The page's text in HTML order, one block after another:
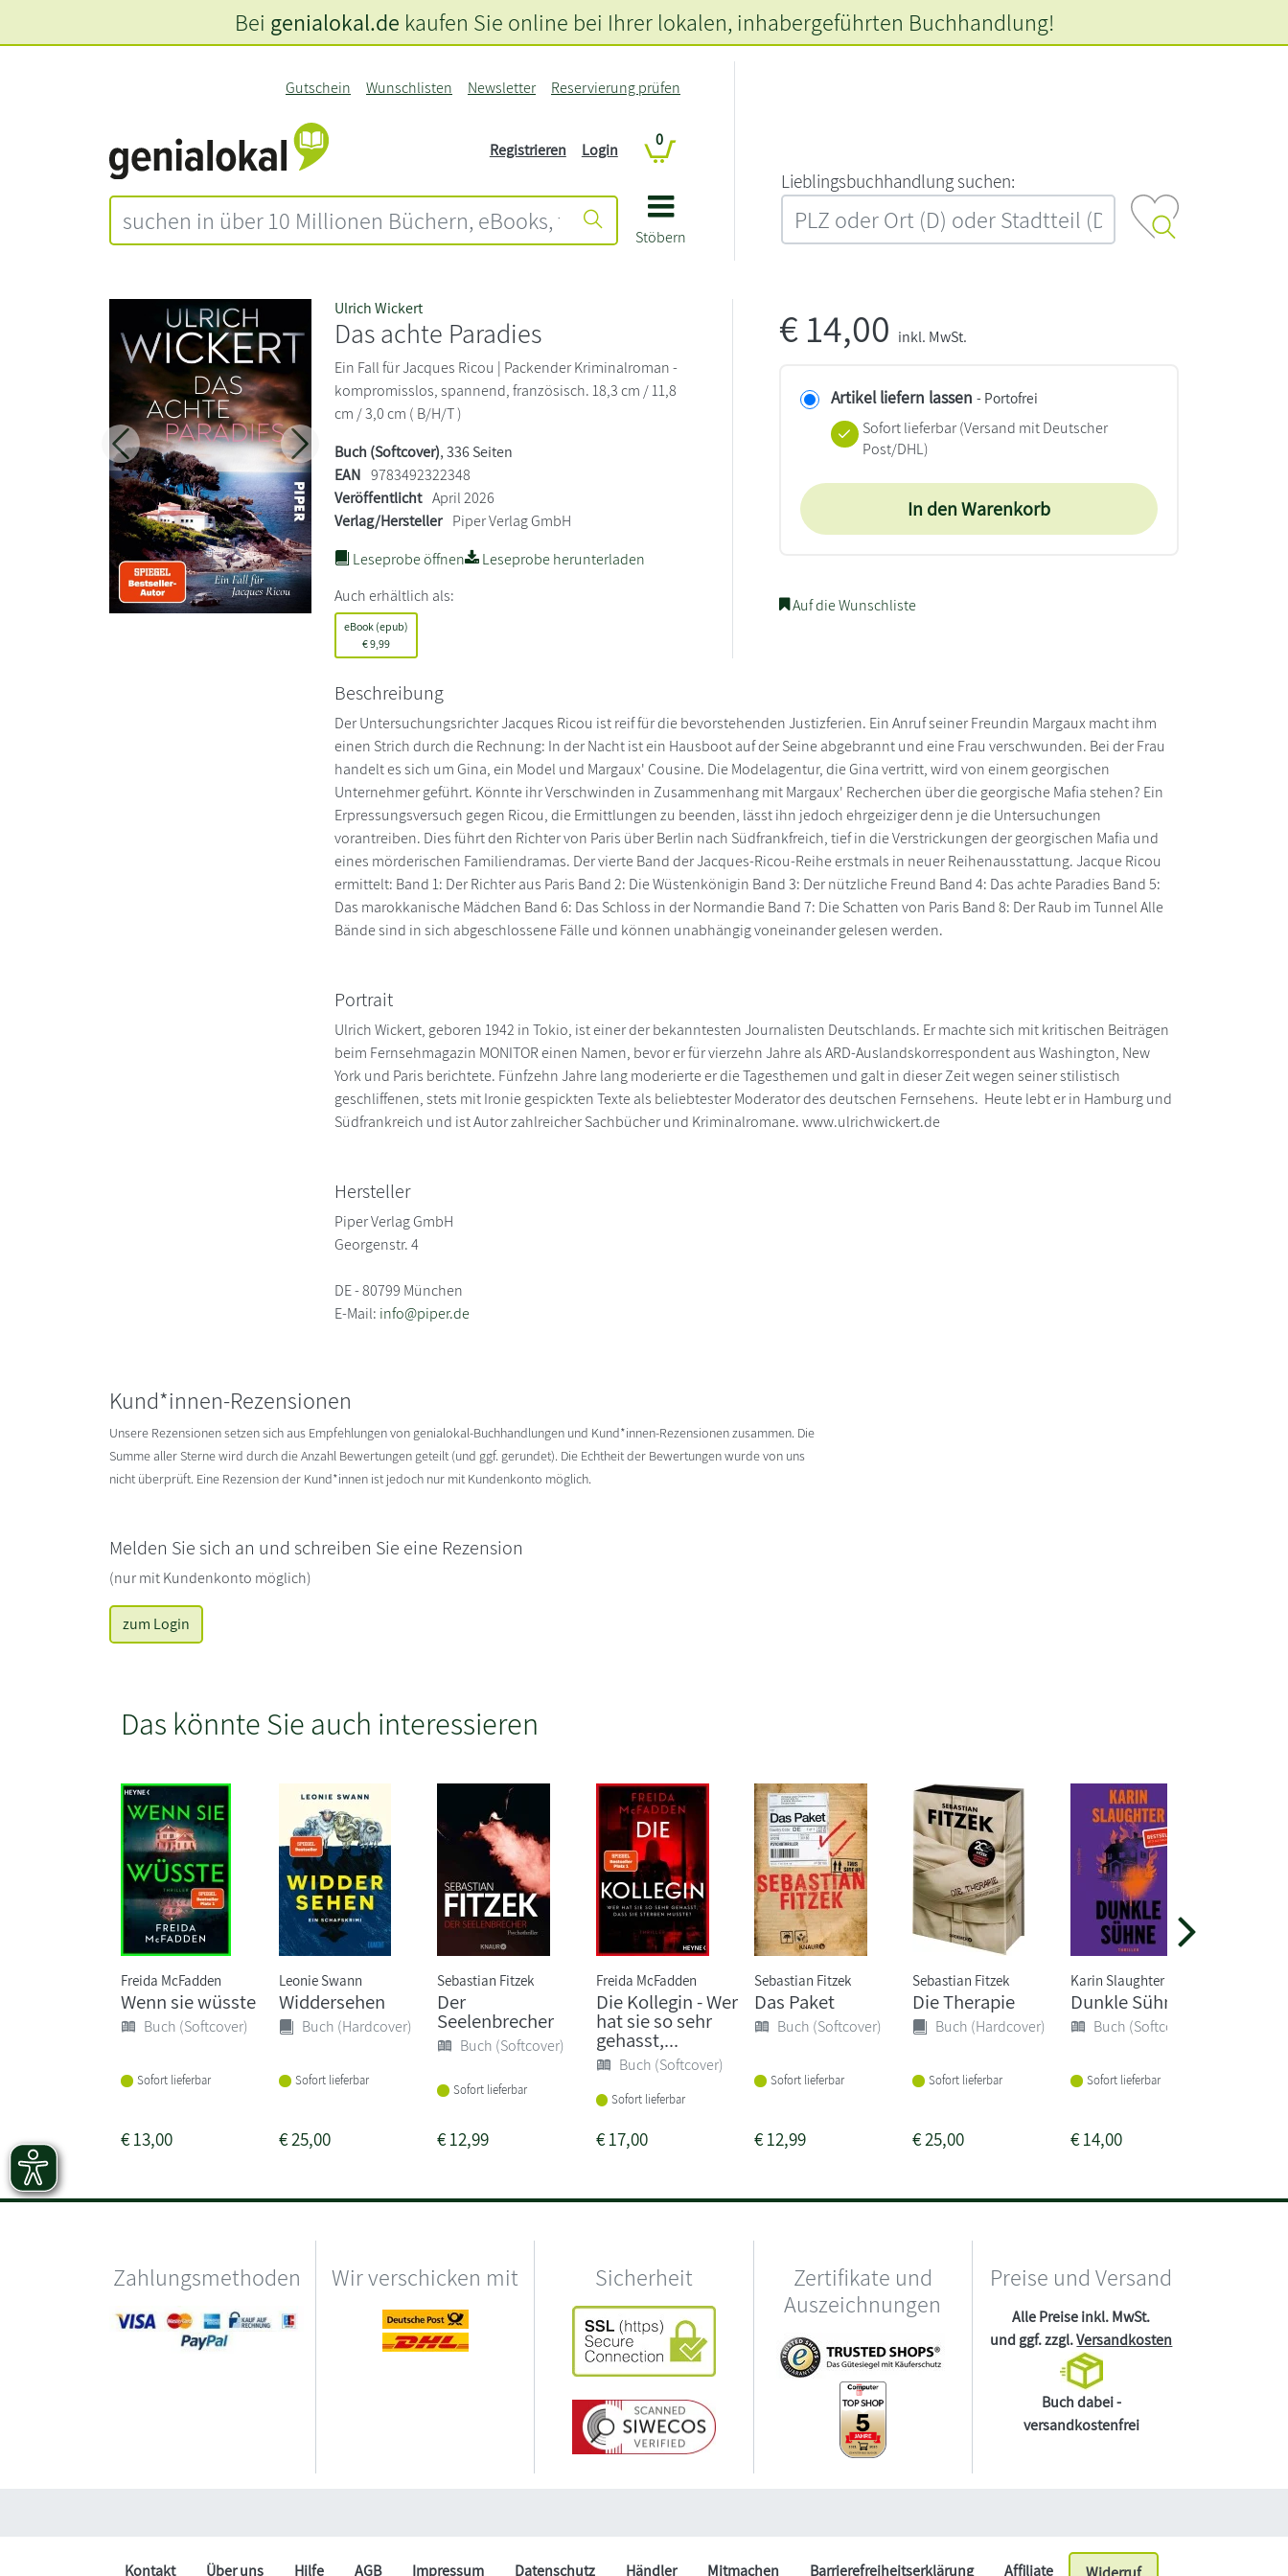
Stöbern
Gutschein Wunschlisten Newsletter Reservierung prüfen
Registrieren Login
0
L‍i‍e‍b‍l‍i‍n‍g‍s‍b‍u‍c‍h‍h‍a‍n‍d‍l‍u‍n‍g‍ ‍s‍u‍c‍h‍e‍n‍:‍
Bei genialokal.de kaufen Sie online bei Ihrer lokalen, inhabergeführten Buchhandlung!
Zurück Weiter
Ulrich Wickert
Das achte Paradies
Ein Fall für Jacques Ricou | Packender Kriminalroman -
kompromisslos, spannend, französisch. 18,3 cm / 11,8
cm / 3,0 cm ( B/H/T )
Buch (Softcover), 336 Seiten
EAN 9783492322348
Veröffentlicht April 2026
Verlag/Hersteller Piper Verlag GmbH
Leseprobe öffnen
Leseprobe herunterladen
Auch erhältlich als:
eBook (epub)
€9,99
€14,00 inkl. MwSt.
Artikel liefern lassen - Portofrei
Sofort lieferbar(Versand mit Deutscher
Post/DHL)
In den Warenkorb
Auf die Wunschliste
Beschreibung
Der Untersuchungsrichter Jacques Ricou ist reif für die bevorstehenden Justizferien. Ein Anruf seiner Freundin Margaux macht ihm
einen Strich durch die Rechnung: In der Nacht ist ein Hausboot auf der Seine abgebrannt und eine Frau verschwunden. Bei der Frau
handelt es sich um Gina, ein Model und Margaux' Cousine. Die Modelagentur, die Gina vertritt, wird von einem georgischen
Unternehmer geführt. Könnte ihr Verschwinden in Zusammenhang mit Margaux' Recherchen über die georgische Mafia stehen? Ein
Erpressungsversuch gegen Ricou, die Ermittlungen zu beenden, lässt ihn jedoch ehrgeiziger denn je die Untersuchungen
vorantreiben. Dies führt den Richter von Paris über Berlin nach Südfrankfreich, tief in die Verstrickungen der georgischen Mafia und
eines mörderischen Familiendramas. Der vierte Band der Jacques-Ricou-Reihe erstmals in neuer Reihenausstattung. Jacque Ricou
ermittelt: Band 1: Der Richter aus Paris Band 2: Die Wüstenkönigin Band 3: Der nützliche Freund Band 4: Das achte Paradies Band 5:
Das marokkanische Mädchen Band 6: Das Schloss in der Normandie Band 7: Die Schatten von Paris Band 8: Der Raub im Tunnel Alle
Bände sind in sich abgeschlossene Fälle und können unabhängig voneinander gelesen werden.
Portrait
Ulrich Wickert, geboren 1942 in Tokio, ist einer der bekanntesten Journalisten Deutschlands. Er machte sich mit kritischen Beiträgen
beim Fernsehmagazin MONITOR einen Namen, bevor er für vierzehn Jahre als ARD-Auslandskorrespondent aus Washington, New
York und Paris berichtete. Fünfzehn Jahre lang moderierte er die Tagesthemen und galt in dieser Zeit wegen seiner stilistisch
geschliffenen, stets mit Ironie gespickten Texte als beliebtester Moderator des deutschen Fernsehens. Heute lebt er in Hamburg und
Südfrankreich und ist Autor zahlreicher Sachbücher und Kriminalromane. www.ulrichwickert.de
Hersteller
Piper Verlag GmbH
Georgenstr. 4
DE - 80799 München
E-Mail: info@piper.de
Kund*innen-Rezensionen
Unsere Rezensionen setzen sich aus Empfehlungen von genialokal-Buchhandlungen und Kund*innen-Rezensionen zusammen. Die
Summe aller Sterne wird durch die Anzahl Bewertungen geteilt (und ggf. gerundet). Die Echtheit der Bewertungen wurde von uns
nicht überprüft. Eine Rezension der Kund*innen ist jedoch nur mit Kundenkonto möglich.
Melden Sie sich an und schreiben Sie eine Rezension
(nur mit Kundenkonto möglich)
zum Login
Das könnte Sie auch interessieren
Freida McFadden
Wenn sie wüsste
Buch (Softcover)
Sofort lieferbar
€13,00
Leonie Swann
Widdersehen
Buch (Hardcover)
Sofort lieferbar
€25,00
Sebastian Fitzek
Der
Seelenbrecher
Buch (Softcover)
Sofort lieferbar
€12,99
Freida McFadden
Die Kollegin - Wer
hat sie so sehr
gehasst,...
Buch (Softcover)
Sofort lieferbar
€17,00
Sebastian Fitzek
Das Paket
Buch (Softcover)
Sofort lieferbar
€12,99
Sebastian Fitzek
Die Therapie
Buch (Hardcover)
Sofort lieferbar
€25,00
Karin Slaughter
Dunkle Sühne
Buch (Softcover)
Sofort lieferbar
€14,00
Zahlungsmethoden Wir verschicken mit Sicherheit
Zertifikate und
Auszeichnungen
Preise und Versand
Alle Preise inkl. MwSt.
und ggf. zzgl.Versandkosten
Buch dabei -
versandkostenfrei
Kontakt Über uns Hilfe AGB Impressum Datenschutz Händler Mitmachen Barrierefreiheitserklärung Affiliate